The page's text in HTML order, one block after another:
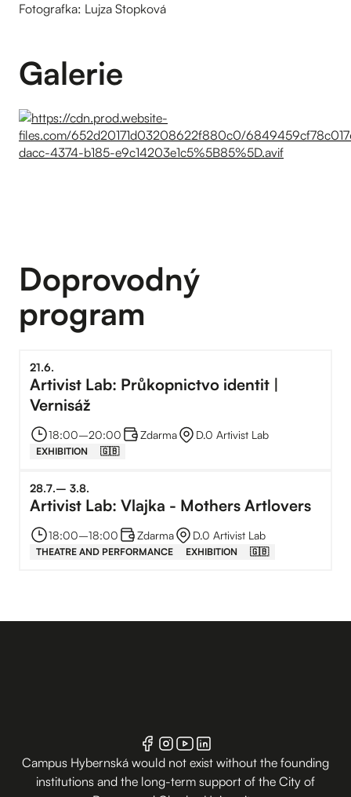
Fotografka: Lujza Stopková
Galerie
Doprovodný
program
21.6.
Artivist Lab: Průkopnictvo identit |
Vernisáž
18:00–⁠20:00 Zdarma D.0 Artivist Lab
EXHIBITION 🇬🇧
28.7.–⁠ 3.8.
Artivist Lab: Vlajka - Mothers Artlovers
18:00–⁠18:00 Zdarma D.0 Artivist Lab
THEATRE AND PERFORMANCE EXHIBITION 🇬🇧
Campus Hybernská would not exist without the founding
institutions and the long-term support of the City of